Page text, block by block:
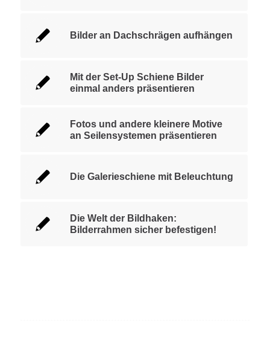
Bilder an Dachschrägen aufhängen
Mit der Set-Up Schiene Bilder
einmal anders präsentieren
Fotos und andere kleinere Motive
an Seilensystemen präsentieren
Die Galerieschiene mit Beleuchtung
Die Welt der Bildhaken:
Bilderrahmen sicher befestigen!